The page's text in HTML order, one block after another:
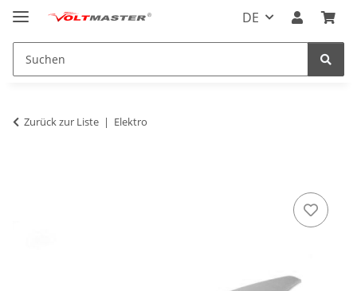
DE
Zurück zur Liste Elektro